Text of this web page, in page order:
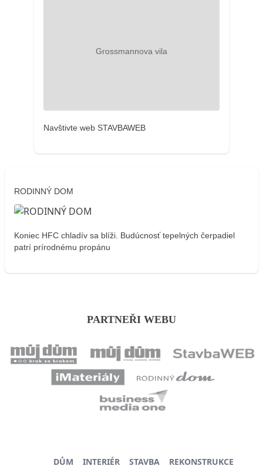
Navštivte web STAVBAWEB
RODINNÝ DOM
Koniec HFC chladív sa blíži. Budúcnosť tepelných čerpadiel
patrí prírodnému propánu
PARTNEŘI WEBU
DŮM INTERIÉR STAVBA
REKONSTRUKCE